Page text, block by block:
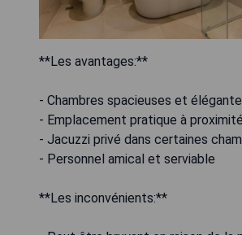
**Les avantages:**
- Chambres spacieuses et
- Emplacement pratique à
- Jacuzzi privé dans certaines
- Personnel amical et serviable
**Les inconvénients:**